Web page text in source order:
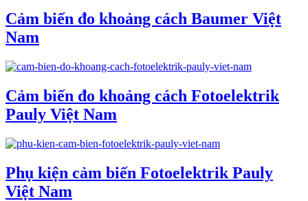
Cảm biến đo khoảng cách Baumer Việt
Nam
Cảm biến đo khoảng cách Fotoelektrik
Pauly Việt Nam
Phụ kiện cảm biến Fotoelektrik Pauly
Việt Nam